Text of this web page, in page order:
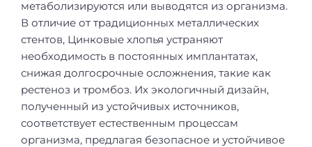
метаболизируются или выводятся из организма.
В отличие от традиционных металлических
стентов, Цинковые хлопья устраняют
необходимость в постоянных имплантатах,
снижая долгосрочные осложнения, такие как
рестеноз и тромбоз. Их экологичный дизайн,
полученный из устойчивых источников,
соответствует естественным процессам
организма, предлагая безопасное и устойчивое